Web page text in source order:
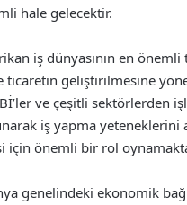
hale gelecektir.
iş dünyasının en
ticaretin geliştirilmesine
ve çeşitli sektörlerden
iş yapma yeteneklerini
önemli bir rol
genelindeki ekonomik